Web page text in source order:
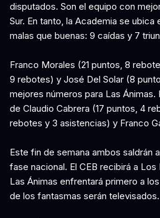
disputados. Son el equipo con
Sur. En tanto, la Academia se
malas que buenas: 9 caídas y 7
Franco Morales (21 puntos, 8
9 rebotes) y José Del Solar (8
mejores números para Las
de Claudio Cabrera (17 puntos, 4
rebotes y 3 asistencias) y Franco
Este fin de semana ambos saldrán
fase nacional. El CEB recibirá a
Las Ánimas enfrentará primero a
de los fantasmas serán televisados.